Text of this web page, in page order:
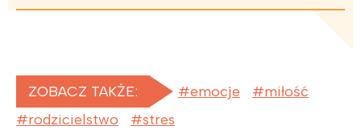
ZOBACZ TAKŻE: emocje
miłość
rodzicielstwo
stres